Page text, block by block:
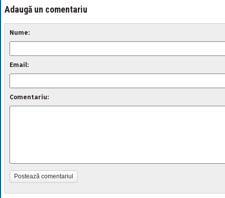
Adaugă un comentariu
Nume:
Email:
Comentariu:
Postează comentariul